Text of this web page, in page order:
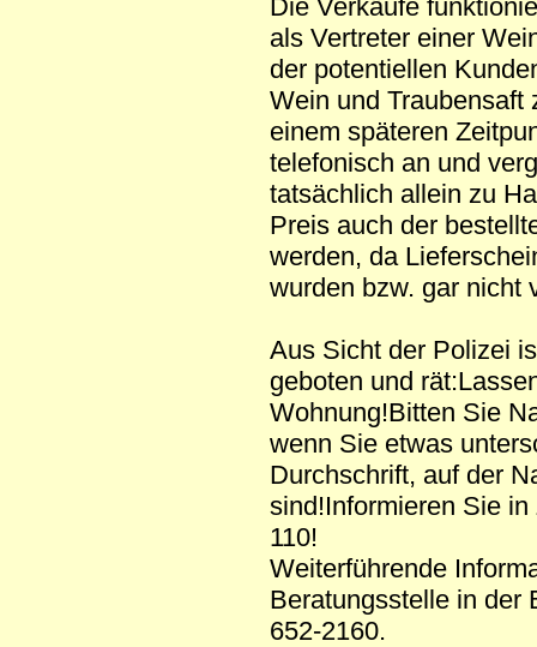
Die Verkäufe
als Vertreter einer
der potentiellen
Wein und Traubensaft
einem späteren
telefonisch an und
tatsächlich allein zu
Preis auch der
werden, da
wurden bzw. gar nicht
Aus Sicht der Polizei
geboten und
Wohnung!Bitten Sie
wenn Sie etwas
Durchschrift, auf der
sind!Informieren Sie
110!
Weiterführende
Beratungsstelle in der
652-2160.